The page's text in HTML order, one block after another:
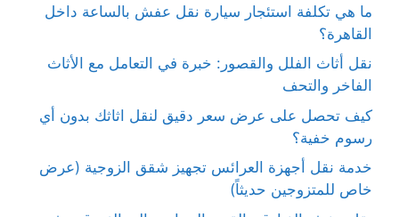
ما هي تكلفة استئجار سيارة نقل عفش بالساعة داخل
القاهرة؟
نقل أثاث الفلل والقصور: خبرة في التعامل مع الأثاث
الفاخر والتحف
كيف تحصل على عرض سعر دقيق لنقل اثاثك بدون أي
رسوم خفية؟
خدمة نقل أجهزة العرائس تجهيز شقق الزوجية (عرض
خاص للمتزوجين حديثاً)